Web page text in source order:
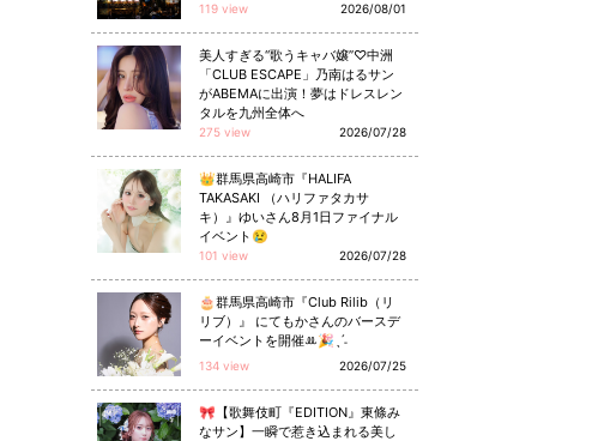
119 view 2026/08/01
美人すぎる“歌うキャバ嬢”♡中洲
「CLUB ESCAPE」乃南はるサン
がABEMAに出演！夢はドレスレン
タルを九州全体へ
275 view 2026/07/28
👑群馬県高崎市『HALIFA
TAKASAKI （ハリファタカサ
キ）』ゆいさん8月1日ファイナル
イベント😢
101 view 2026/07/28
🎂群馬県高崎市『Club Rilib（リ
リブ）』 にてもかさんのバースデ
ーイベントを開催ꔛ🎉ˎˊ˗
134 view 2026/07/25
🎀【歌舞伎町『EDITION』東條み
なサン】一瞬で惹き込まれる美し